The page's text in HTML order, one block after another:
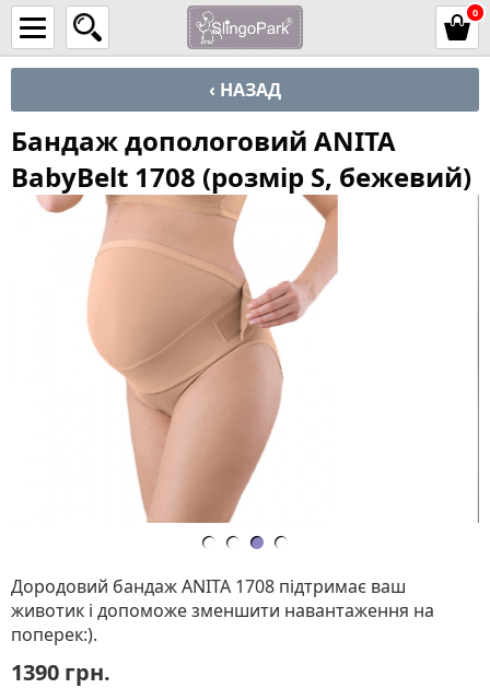
0
‹ НАЗАД
Бандаж допологовий ANITA
BabyBelt 1708 (розмір S, бежевий)
Дородовий бандаж ANITA 1708 підтримає ваш
животик і допоможе зменшити навантаження на
поперек:).
1390 грн.